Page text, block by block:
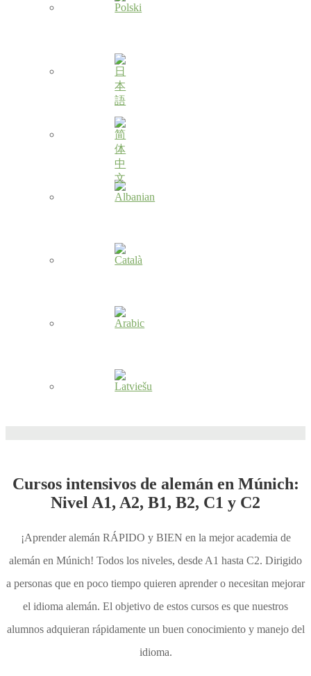
Cursos intensivos de alemán en Múnich:
Nivel A1, A2, B1, B2, C1 y C2
¡Aprender alemán RÁPIDO y BIEN en la mejor academia de
alemán en Múnich! Todos los niveles, desde A1 hasta C2. Dirigido
a personas que en poco tiempo quieren aprender o necesitan mejorar
el idioma alemán. El objetivo de estos cursos es que nuestros
alumnos adquieran rápidamente un buen conocimiento y manejo del
idioma.